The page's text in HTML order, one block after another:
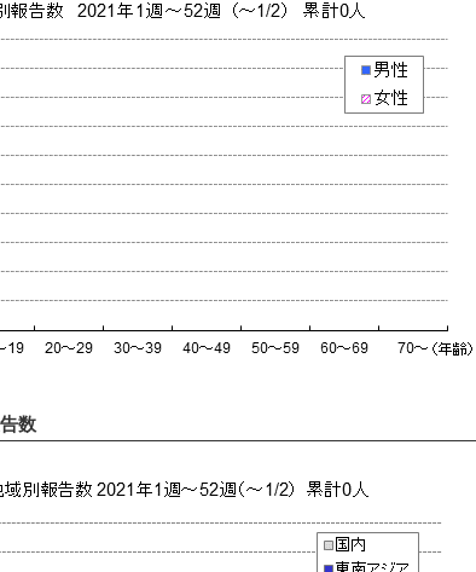
数